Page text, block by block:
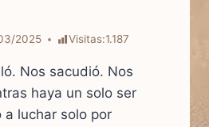
2025 Visitas:1.187
Nos sacudió. Nos
haya un solo ser
a luchar solo por